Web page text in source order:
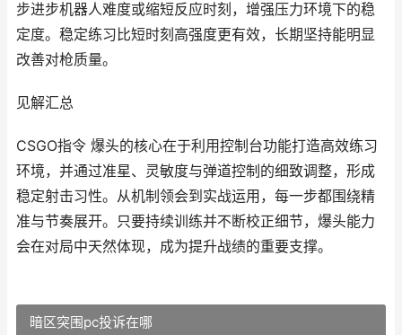
步进步机器人难度或缩短反应时刻，增强压力环境下的稳
定度。稳定练习比短时刻高强度更有效，长期坚持能明显
改善对枪质量。
见解汇总
CSGO指令 爆头的核心在于利用控制台功能打造高效练习
环境，并通过准星、灵敏度与弹道控制的细致调整，形成
稳定射击习性。从机制领会到实战运用，每一步都围绕精
准与节奏展开。只要持续训练并不断校正细节，爆头能力
会在对局中天然体现，成为提升战绩的重要支撑。
暗区突围pc投诉在哪